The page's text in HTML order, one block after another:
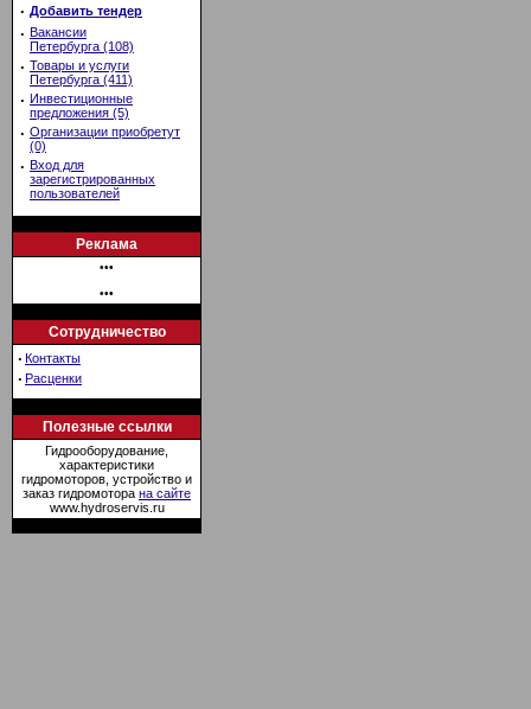
· Добавить тендер
· Вакансии
Петербурга (108)
· Товары и услуги
Петербурга (411)
· Инвестиционные
предложения (5)
· Организации приобретут
(0)
· Вход для
зарегистрированных
пользователей
Реклама
•••
•••
Сотрудничество
· Контакты
· Расценки
Полезные ссылки
Гидрооборудование,
характеристики
гидромоторов, устройство и
заказ гидромотора на сайте
www.hydroservis.ru